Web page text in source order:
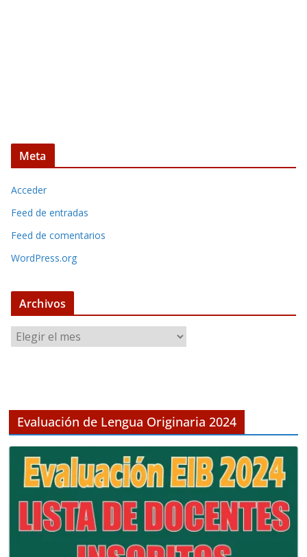
Meta
Acceder
Feed de entradas
Feed de comentarios
WordPress.org
Archivos
r
o
Evaluación de Lengua Originaria 2024